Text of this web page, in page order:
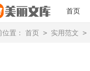
首页
位置： 首页 > 实用范文 >